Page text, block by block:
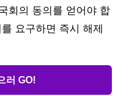
회의 동의를 얻어야 합
요구하면 즉시 해제
러 GO!